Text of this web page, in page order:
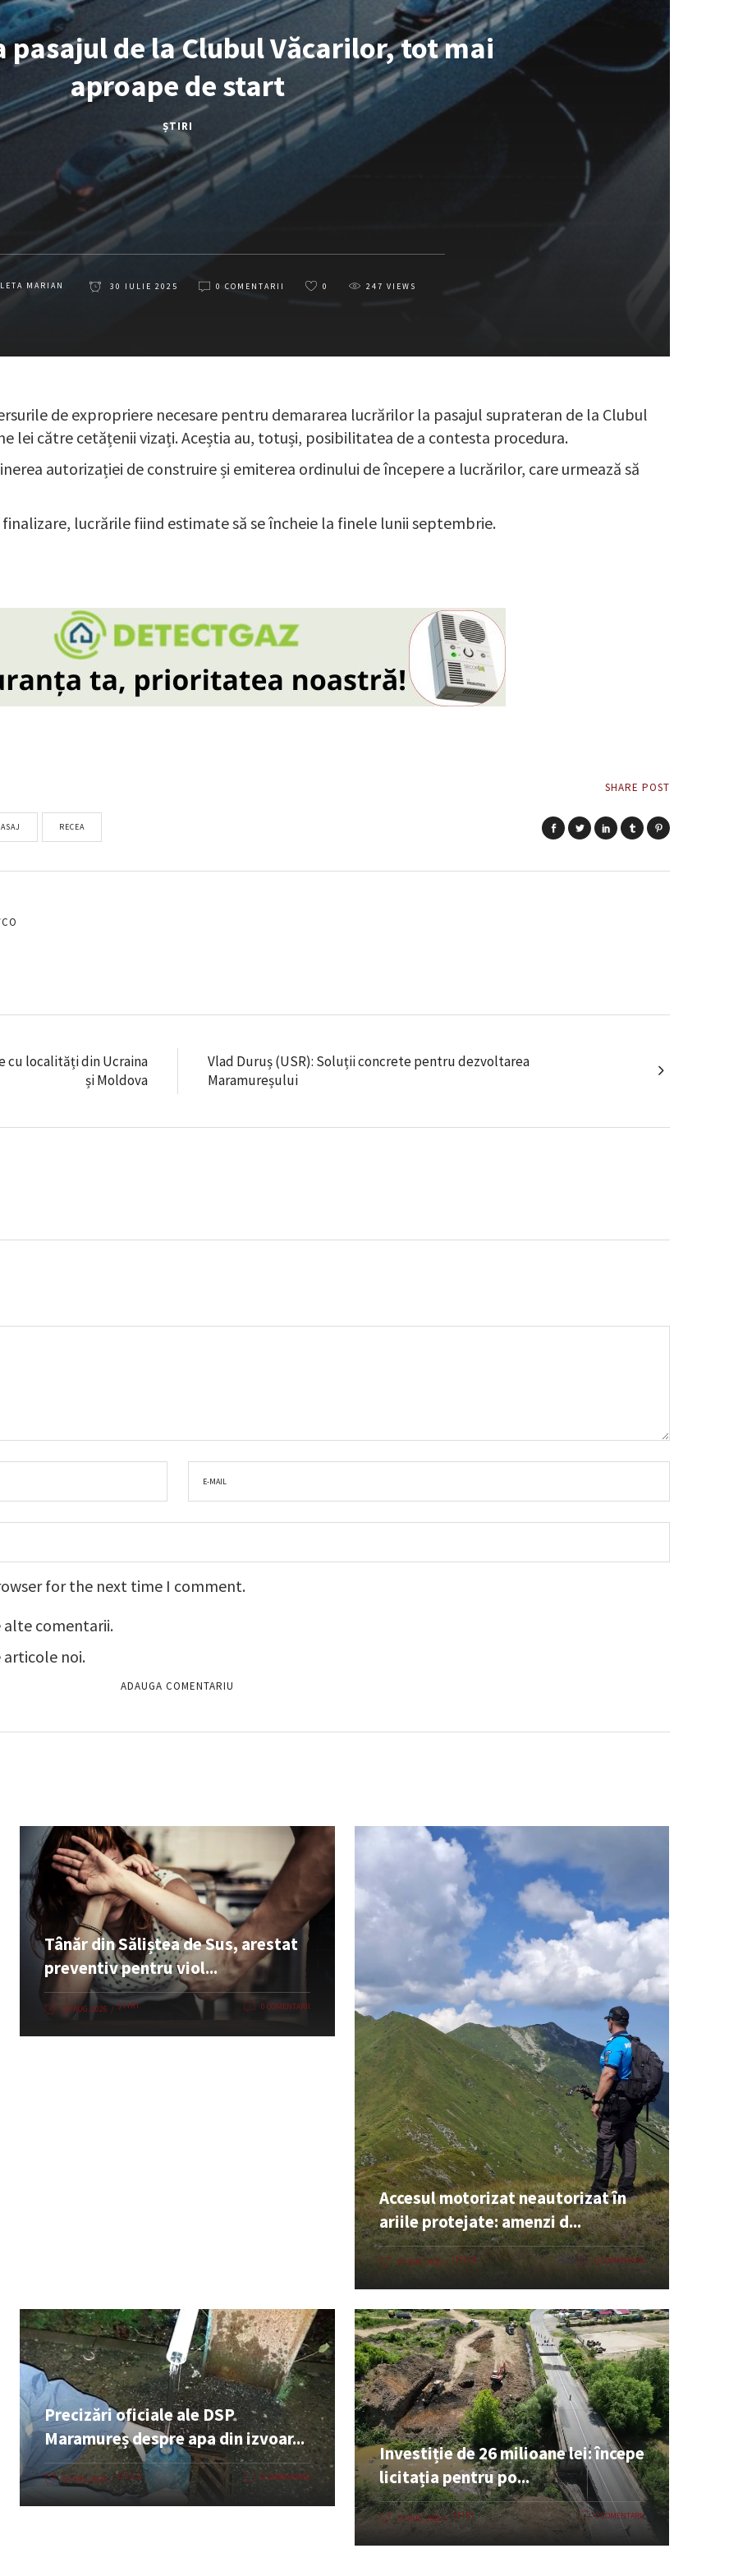
pasajul de la Clubul Văcarilor, tot mai
aproape de start
ȘTIRI
MARIAN 30 IULIE 2025 0 COMENTARII 0 247 VIEWS
de expropriere necesare pentru demararea lucrărilor la pasajul suprateran de la Clubul
lei către cetățenii vizați. Aceștia au, totuși, posibilitatea de a contesta procedura.
autorizației de construire și emiterea ordinului de începere a lucrărilor, care urmează să
lucrările fiind estimate să se încheie la finele lunii septembrie.
RECEA
SHARE POST
cu localități din Ucraina
și Moldova
Vlad Duruș (USR): Soluții concrete pentru dezvoltarea
Maramureșului
for the next time I comment.
comentarii.
noi.
Tânăr din Săliștea de Sus, arestat
preventiv pentru viol...
07 AUG. 2026 ȘTIRI 0 COMENTARII
Accesul motorizat neautorizat în
ariile protejate: amenzi d...
07 AUG. 2026 UTILE 0 COMENTARII
Precizări oficiale ale DSP
Maramureș despre apa din izvoar...
07 AUG. 2026 UTILE 0 COMENTARII
Investiție de 26 milioane lei: începe
licitația pentru po...
07 AUG. 2026 ȘTIRI 0 COMENTARII